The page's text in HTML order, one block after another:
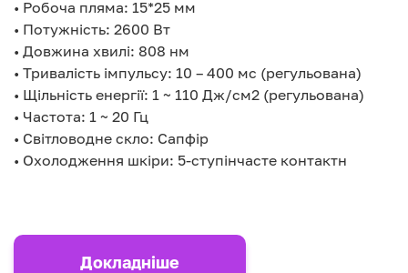
• Робоча пляма: 15*25 мм
• Потужність: 2600 Вт
• Довжина хвилі: 808 нм
• Тривалість імпульсу: 10 – 400 мс (регульована)
• Щільність енергії: 1 ~ 110 Дж/см2 (регульована)
• Частота: 1 ~ 20 Гц
• Світловодне скло: Сапфір
• Охолодження шкіри: 5-ступінчасте контактн
Докладніше